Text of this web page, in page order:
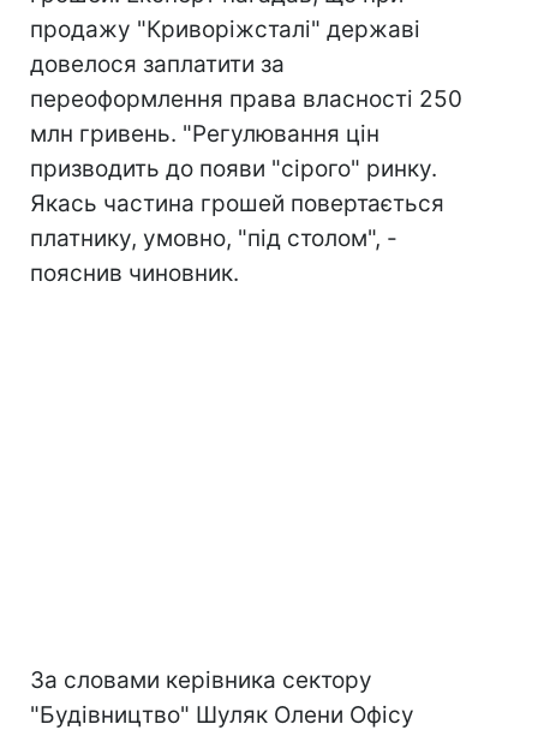
продажу "Криворіжсталі" державі
довелося заплатити за
переоформлення права власності 250
млн гривень. "Регулювання цін
призводить до появи "сірого" ринку.
Якась частина грошей повертається
платнику, умовно, "під столом", -
пояснив чиновник.
За словами керівника сектору
"Будівництво" Шуляк Олени Офісу